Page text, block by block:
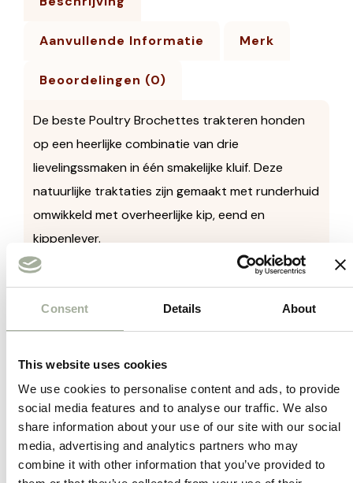
Consent Details About
This website uses cookies
We use cookies to personalise content and ads, to provide
social media features and to analyse our traffic. We also
share information about your use of our site with our social
media, advertising and analytics partners who may
combine it with other information that you’ve provided to
Aanvullende Informatie Merk
Beoordelingen (0)
De beste Poultry Brochettes trakteren honden
op een heerlijke combinatie van drie
lievelingssmaken in één smakelijke kluif. Deze
natuurlijke traktaties zijn gemaakt met runderhuid
omwikkeld met overheerlijke kip, eend en
kippenlever.
Samenstelling:
Runderhuid, kip, kippenlever, eend, glycerine
Ruw eiwit:54% Ruw vet:2% Ruwe celstof:2% Ruwe
as:4% Vochtgehalte 18%
Voedingsadvies:
Aanbevolen als snack voor honden. Verwen je